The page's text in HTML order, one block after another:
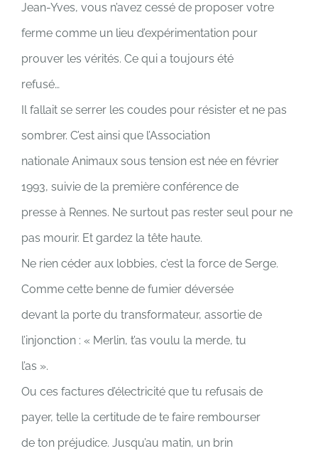
Jean-Yves, vous n’avez cessé de proposer votre
ferme comme un lieu d’expérimentation pour
prouver les vérités. Ce qui a toujours été
refusé…
Il fallait se serrer les coudes pour résister et ne pas
sombrer. C’est ainsi que l’Association
nationale Animaux sous tension est née en février
1993, suivie de la première conférence de
presse à Rennes. Ne surtout pas rester seul pour ne
pas mourir. Et gardez la tête haute.
Ne rien céder aux lobbies, c’est la force de Serge.
Comme cette benne de fumier déversée
devant la porte du transformateur, assortie de
l’injonction : « Merlin, t’as voulu la merde, tu
l’as ».
Ou ces factures d’électricité que tu refusais de
payer, telle la certitude de te faire rembourser
de ton préjudice. Jusqu’au matin, un brin